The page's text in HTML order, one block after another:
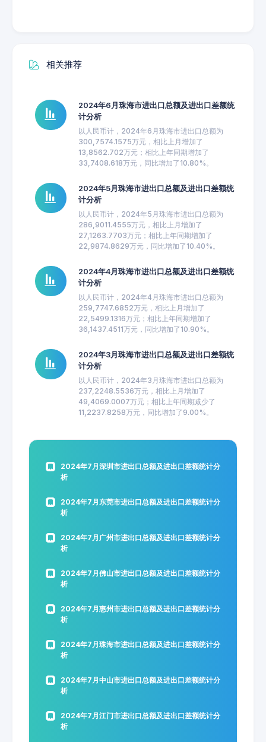
相关推荐
2024年6月珠海市进出口总额及进出口差额统
计分析
以人民币计，2024年6月珠海市进出口总额为
300,7574.1575万元，相比上月增加了
13,8562.702万元；相比上年同期增加了
33,7408.618万元，同比增加了10.80%。
2024年5月珠海市进出口总额及进出口差额统
计分析
以人民币计，2024年5月珠海市进出口总额为
286,9011.4555万元，相比上月增加了
27,1263.7703万元；相比上年同期增加了
22,9874.8629万元，同比增加了10.40%。
2024年4月珠海市进出口总额及进出口差额统
计分析
以人民币计，2024年4月珠海市进出口总额为
259,7747.6852万元，相比上月增加了
22,5499.1316万元；相比上年同期增加了
36,1437.4511万元，同比增加了10.90%。
2024年3月珠海市进出口总额及进出口差额统
计分析
以人民币计，2024年3月珠海市进出口总额为
237,2248.5536万元，相比上月增加了
49,4069.0007万元；相比上年同期减少了
11,2237.8258万元，同比增加了9.00%。
2024年7月深圳市进出口总额及进出口差额统计分
析
2024年7月东莞市进出口总额及进出口差额统计分
析
2024年7月广州市进出口总额及进出口差额统计分
析
2024年7月佛山市进出口总额及进出口差额统计分
析
2024年7月惠州市进出口总额及进出口差额统计分
析
2024年7月珠海市进出口总额及进出口差额统计分
析
2024年7月中山市进出口总额及进出口差额统计分
析
2024年7月江门市进出口总额及进出口差额统计分
析